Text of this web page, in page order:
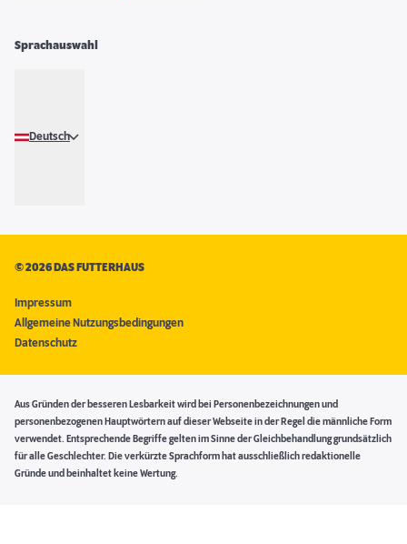
Sprachauswahl
Deutsch
©2026 DAS FUTTERHAUS
Impressum
Allgemeine Nutzungsbedingungen
Datenschutz
Aus Gründen der besseren Lesbarkeit wird bei Personenbezeichnungen und
personenbezogenen Hauptwörtern auf dieser Webseite in der Regel die männliche Form
verwendet. Entsprechende Begriffe gelten im Sinne der Gleichbehandlung grundsätzlich
für alle Geschlechter. Die verkürzte Sprachform hat ausschließlich redaktionelle
Gründe und beinhaltet keine Wertung.